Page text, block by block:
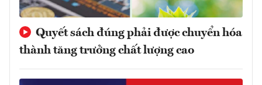
Quyết sách đúng phải được chuyển hóa
thành tăng trưởng chất lượng cao